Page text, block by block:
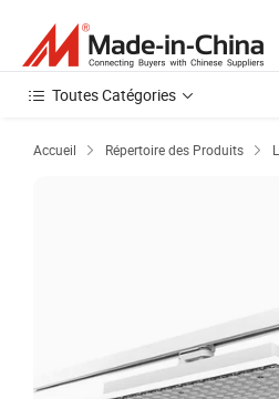
Toutes Catégories
Accueil  Répertoire des Produits 